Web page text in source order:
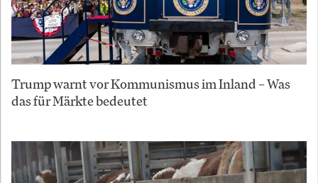
Trump warnt vor Kommunismus im Inland – Was
das für Märkte bedeutet